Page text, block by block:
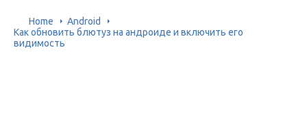
Home
Android
Как обновить блютуз на андроиде и включить его
видимость